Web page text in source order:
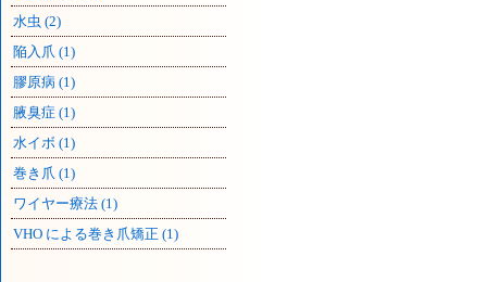
水虫 (2)
陥入爪 (1)
膠原病 (1)
腋臭症 (1)
水イボ (1)
巻き爪 (1)
ワイヤー療法 (1)
VHO による巻き爪矯正 (1)